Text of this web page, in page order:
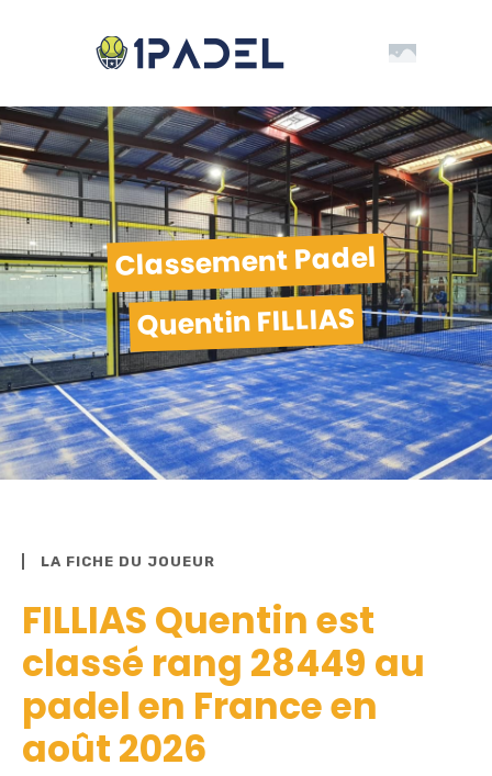
Classement Padel
Quentin FILLIAS
LA FICHE DU JOUEUR
FILLIAS Quentin est
classé rang 28449 au
padel en France en
août 2026